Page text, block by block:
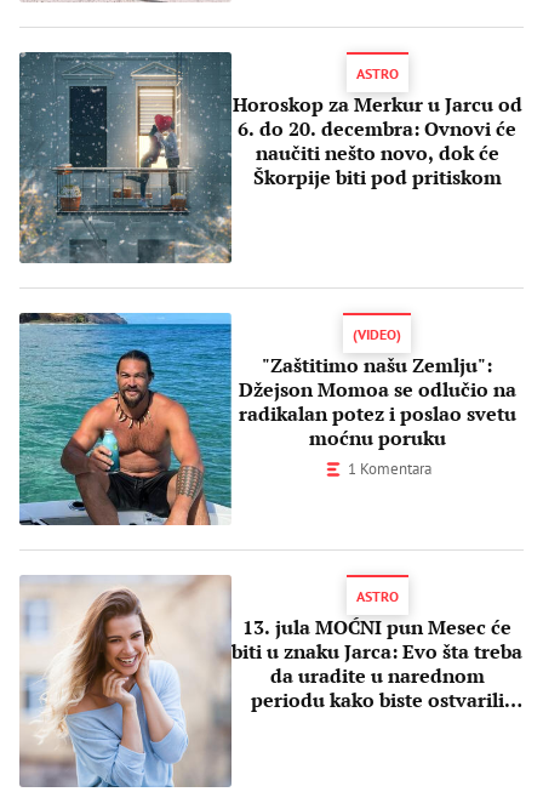
ASTRO
Horoskop za Merkur u Jarcu od
6. do 20. decembra: Ovnovi će
naučiti nešto novo, dok će
Škorpije biti pod pritiskom
(VIDEO)
"Zaštitimo našu Zemlju":
Džejson Momoa se odlučio na
radikalan potez i poslao svetu
moćnu poruku
1 Komentara
ASTRO
13. jula MOĆNI pun Mesec će
biti u znaku Jarca: Evo šta treba
da uradite u narednom
periodu kako biste ostvarili